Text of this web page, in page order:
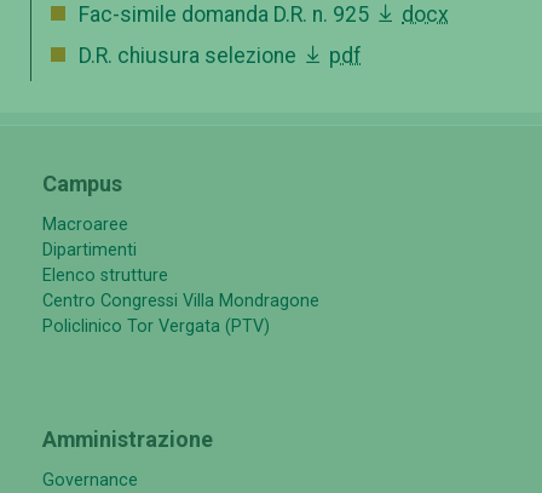
Fac-simile domanda D.R. n. 925
docx
D.R. chiusura selezione
pdf
Campus
Macroaree
Dipartimenti
Elenco strutture
Centro Congressi Villa Mondragone
Policlinico Tor Vergata (PTV)
Amministrazione
Governance